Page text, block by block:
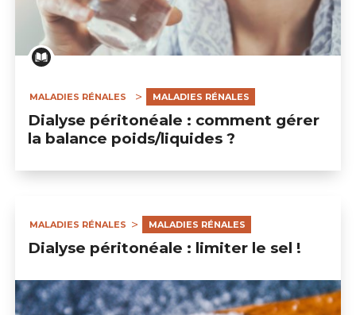
MALADIES RÉNALES MALADIES RÉNALES
Dialyse péritonéale : comment gérer
la balance poids/liquides ?
MALADIES RÉNALES MALADIES RÉNALES
Dialyse péritonéale : limiter le sel !